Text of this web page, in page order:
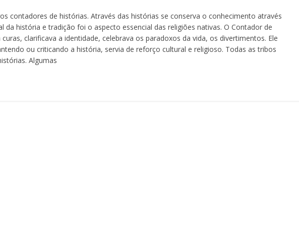
contadores de histórias. Através das histórias se conserva o conhecimento através
da história e tradição foi o aspecto essencial das religiões nativas. O Contador de
clarificava a identidade, celebrava os paradoxos da vida, os divertimentos. Ele
ou criticando a história, servia de reforço cultural e religioso. Todas as tribos
Algumas